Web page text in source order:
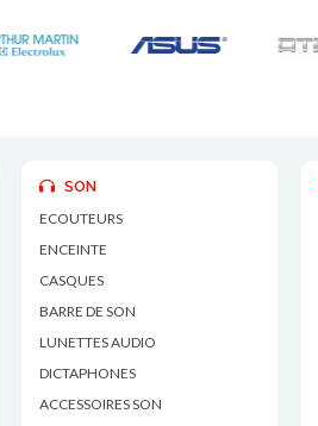
SON
ECOUTEURS
ENCEINTE
CASQUES
BARRE DE SON
LUNETTES AUDIO
DICTAPHONES
ACCESSOIRES SON